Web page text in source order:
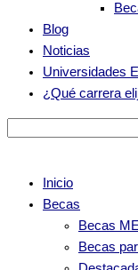
Blog
Noticias
Universidades
¿Qué carrera
Inicio
Becas
Becas
Becas